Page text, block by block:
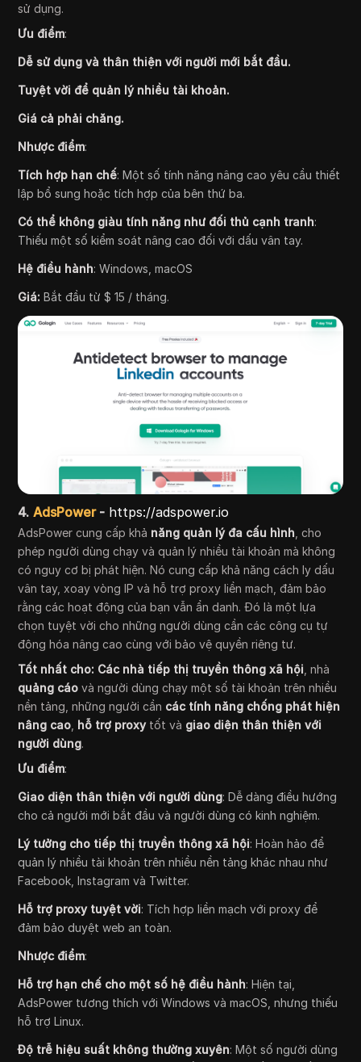
sử dụng.
Ưu điểm:
Dễ sử dụng và thân thiện với người mới bắt đầu.
Tuyệt vời để quản lý nhiều tài khoản.
Giá cả phải chăng.
Nhược điểm:
Tích hợp hạn chế: Một số tính năng nâng cao yêu cầu thiết
lập bổ sung hoặc tích hợp của bên thứ ba.
Có thể không giàu tính năng như đối thủ cạnh tranh:
Thiếu một số kiểm soát nâng cao đối với dấu vân tay.
Hệ điều hành: Windows, macOS
Giá: Bắt đầu từ $ 15 / tháng.
4. AdsPower- https://adspower.io
AdsPower cung cấp khả năng quản lý đa cấu hình , cho
phép người dùng chạy và quản lý nhiều tài khoản mà không
có nguy cơ bị phát hiện. Nó cung cấp khả năng cách ly dấu
vân tay, xoay vòng IP và hỗ trợ proxy liền mạch, đảm bảo
rằng các hoạt động của bạn vẫn ẩn danh. Đó là một lựa
chọn tuyệt vời cho những người dùng cần các công cụ tự
động hóa nâng cao cùng với bảo vệ quyền riêng tư.
Tốt nhất cho: Các nhà tiếp thị truyền thông xã hội , nhà
quảng cáo và người dùng chạy một số tài khoản trên nhiều
nền tảng, những người cần các tính năng chống phát hiện
nâng cao hỗ trợ proxytốt và giao diện thân thiện với
người dùng.
Ưu điểm:
Giao diện thân thiện với người dùng: Dễ dàng điều hướng
cho cả người mới bắt đầu và người dùng có kinh nghiệm.
Lý tưởng cho tiếp thị truyền thông xã hội: Hoàn hảo để
quản lý nhiều tài khoản trên nhiều nền tảng khác nhau như
Facebook, Instagram và Twitter.
Hỗ trợ proxy tuyệt vời: Tích hợp liền mạch với proxy để
đảm bảo duyệt web an toàn.
Nhược điểm:
Hỗ trợ hạn chế cho một số hệ điều hành: Hiện tại,
AdsPower tương thích với Windows và macOS, nhưng thiếu
hỗ trợ Linux.
Độ trễ hiệu suất không thường xuyên: Một số người dùng